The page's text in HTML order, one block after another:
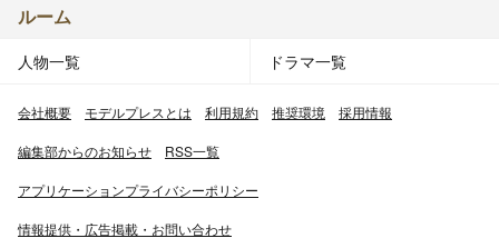
ルーム
人物一覧 ドラマ一覧
会社概要 モデルプレスとは 利用規約 推奨環境 採用情報
編集部からのお知らせ RSS一覧
アプリケーションプライバシーポリシー
情報提供・広告掲載・お問い合わせ